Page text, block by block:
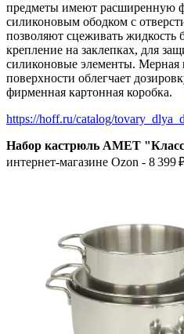
предметы имеют расширенную
силиконовым ободком с
позволяют сцеживать жидкость
крепление на заклепках, для
силиконовые элементы. Мерная
поверхности облегчает
фирменная картонная коробка.
https://hoff.ru/catalog/
Набор кастрюль AMET
интернет-магазине Ozon - 8 399